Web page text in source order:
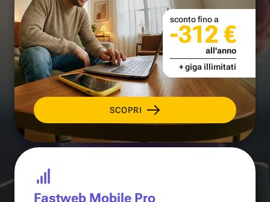
SCOPRI
sconto fino a
-312 €
all'anno
+ giga illimitati
Fastweb Mobile Pro